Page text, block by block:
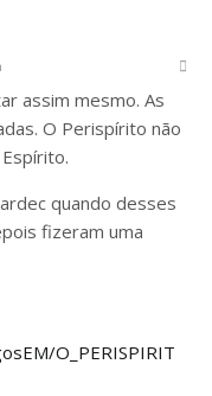
assim mesmo. As
O Perispírito não
quando desses
fizeram uma
O_PERISPIRIT